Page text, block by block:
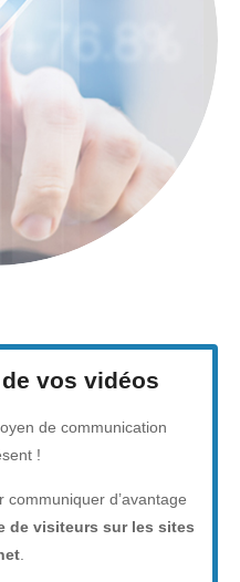
vos vidéos
de communication
!
communiquer d’avantage
de visiteurs sur les sites
.